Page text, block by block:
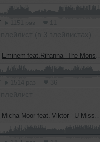
Eminem feat.Rihanna -The Monster (DJ Grushevski & Misha Zam Bootleg)
Micha Moor feat. Viktor - U Miss Me (Dj Grushevski & Misha Zam Radio Edit)